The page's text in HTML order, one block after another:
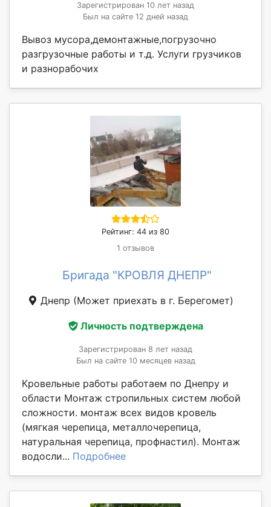
Зарегистрирован 10 лет назад
Был на сайте 12 дней назад
Вывоз мусора,демонтажные,погрузочно
разгрузочные работы и т.д. Услуги грузчиков
и разнорабочих
Рейтинг: 44 из 80
1 отзывов
Бригада "КРОВЛЯ ДНЕПР"
Днепр (Может приехать в г. Берегомет)
Личность подтверждена
Зарегистрирован 8 лет назад
Был на сайте 10 месяцев назад
Кровельные работы работаем по Днепру и
области Монтаж стропильных систем любой
сложности. монтаж всех видов кровель
(мягкая черепица, металлочерепица,
натуральная черепица, профнастил). Монтаж
водосли... Подробнее